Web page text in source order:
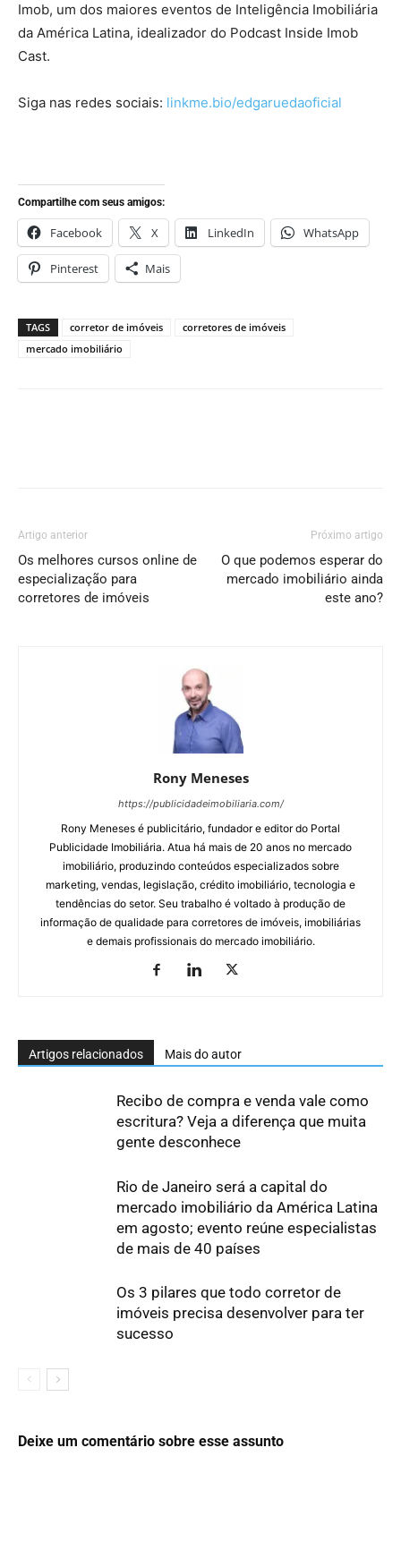
Imob, um dos maiores eventos de Inteligência Imobiliária
da América Latina, idealizador do Podcast Inside Imob
Cast.
Siga nas redes sociais: linkme.bio/edgaruedaoficial
Compartilhe com seus amigos:
Facebook X LinkedIn WhatsApp
Pinterest Mais
TAGS corretor de imóveis
corretores de imóveis
mercado imobiliário
Artigo anterior
Os melhores cursos online de
especialização para
corretores de imóveis
Próximo artigo
O que podemos esperar do
mercado imobiliário ainda
este ano?
Rony Meneses
https://publicidadeimobiliaria.com/
Rony Meneses é publicitário, fundador e editor do Portal
Publicidade Imobiliária. Atua há mais de 20 anos no mercado
imobiliário, produzindo conteúdos especializados sobre
marketing, vendas, legislação, crédito imobiliário, tecnologia e
tendências do setor. Seu trabalho é voltado à produção de
informação de qualidade para corretores de imóveis, imobiliárias
e demais profissionais do mercado imobiliário.
Artigos relacionados Mais do autor
Recibo de compra e venda vale como
escritura? Veja a diferença que muita
gente desconhece
Rio de Janeiro será a capital do
mercado imobiliário da América Latina
em agosto; evento reúne especialistas
de mais de 40 países
Os 3 pilares que todo corretor de
imóveis precisa desenvolver para ter
sucesso
Deixe um comentário sobre esse assunto